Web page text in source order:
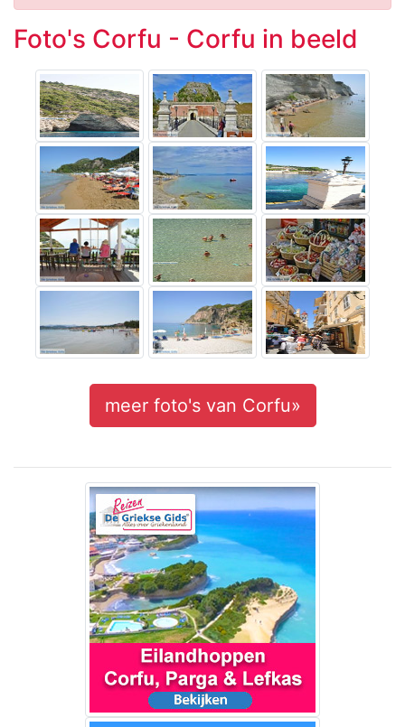
Foto's Corfu - Corfu in beeld
meer foto's van Corfu»